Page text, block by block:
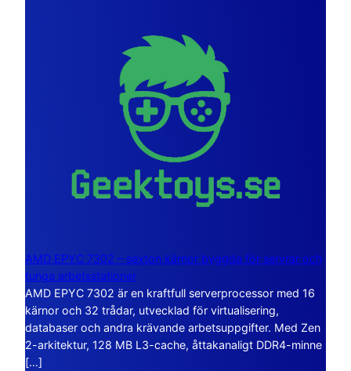
AMD EPYC 7302 – sexton kärnor byggda för servrar och
tunga arbetsstationer
AMD EPYC 7302 är en kraftfull serverprocessor med 16
kärnor och 32 trådar, utvecklad för virtualisering,
databaser och andra krävande arbetsuppgifter. Med Zen
2-arkitektur, 128 MB L3-cache, åttakanaligt DDR4-minne
[…]